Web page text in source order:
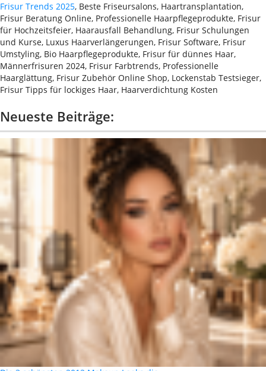
Frisur Trends 2025, Beste Friseursalons, Haartransplantation,
Frisur Beratung Online, Professionelle Haarpflegeprodukte, Frisur
für Hochzeitsfeier, Haarausfall Behandlung, Frisur Schulungen
und Kurse, Luxus Haarverlängerungen, Frisur Software, Frisur
Umstyling, Bio Haarpflegeprodukte, Frisur für dünnes Haar,
Männerfrisuren 2024, Frisur Farbtrends, Professionelle
Haarglättung, Frisur Zubehör Online Shop, Lockenstab Testsieger,
Frisur Tipps für lockiges Haar, Haarverdichtung Kosten
Neueste Beiträge: